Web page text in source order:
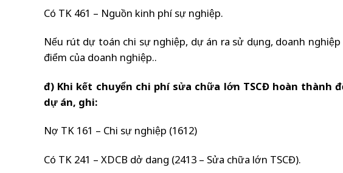
Có TK 461 – Nguồn kinh phí sự nghiệp.
Nếu rút dự toán chi sự nghiệp, dự án ra sử dụng, doanh
điểm của doanh nghiệp..
đ) Khi kết chuyển chi phí sửa chữa lớn TSCĐ hoàn thành
dự án, ghi:
Nợ TK 161 – Chi sự nghiệp (1612)
Có TK 241 – XDCB dở dang (2413 – Sửa chữa lớn TSCĐ).